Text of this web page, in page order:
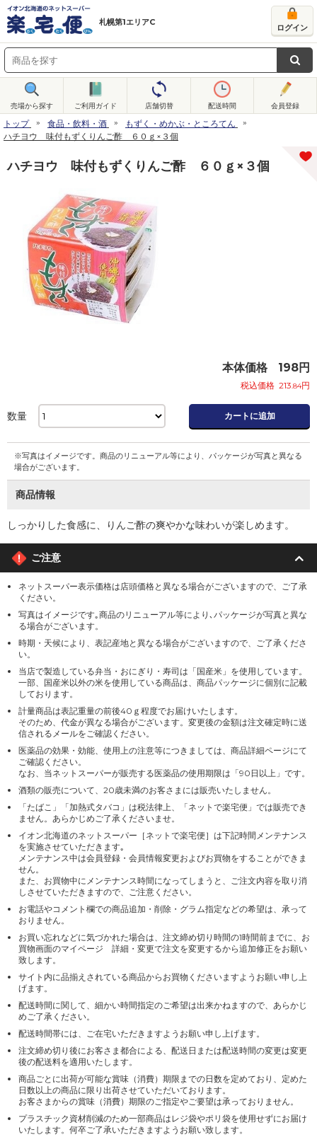
札幌第1エリアC
ログイン
売場から探す ご利用ガイド 店舗切替 配送時間 会員登録
トップ 食品・飲料・酒
もずく・めかぶ・ところてん
ハチヨウ 味付もずくりんご酢 ６０ｇ×３個
ハチヨウ 味付もずくりんご酢 ６０ｇ×３個
本体価格 198円
税込価格 213.84円
数量 カートに追加
※写真はイメージです。商品のリニューアル等により、パッケージが写真と異なる
場合がございます。
商品情報
しっかりした食感に、りんご酢の爽やかな味わいが楽しめます。
ご注意
ネットスーパー表示価格は店頭価格と異なる場合がございますので、ご了承
ください。
写真はイメージです｡商品のリニューアル等により､パッケージが写真と異な
る場合がございます。
時期・天候により、表記産地と異なる場合がございますので、ご了承くださ
い。
当店で製造している弁当・おにぎり・寿司は「国産米」を使用しています。
一部、国産米以外の米を使用している商品は、商品パッケージに個別に記載
しております。
計量商品は表記重量の前後40ｇ程度でお届けいたします。
そのため、代金が異なる場合がございます。変更後の金額は注文確定時に送
信されるメールをご確認ください。
医薬品の効果・効能、使用上の注意等につきましては、商品詳細ページにて
ご確認ください。
なお、当ネットスーパーが販売する医薬品の使用期限は「90日以上」です。
酒類の販売について、20歳未満のお客さまには販売いたしません。
「たばこ」「加熱式タバコ」は税法律上、「ネットで楽宅便」では販売でき
ません。あらかじめご了承くださいませ。
イオン北海道のネットスーパー［ネットで楽宅便］は下記時間メンテナンス
を実施させていただきます｡
メンテナンス中は会員登録・会員情報変更およびお買物をすることができま
せん。
また、お買物中にメンテナンス時間になってしまうと、ご注文内容を取り消
しさせていただきますので、ご注意ください。
お電話やコメント欄での商品追加・削除・グラム指定などの希望は、承って
おりません。
お買い忘れなどに気づかれた場合は、注文締め切り時間の1時間前までに、お
買物画面のマイページ 詳細・変更で注文を変更するから追加修正をお願い
致します。
サイト内に品揃えされている商品からお買物くださいますようお願い申し上
げます。
配送時間に関して、細かい時間指定のご希望は出来かねますので、あらかじ
めご了承ください。
配送時間帯には、ご在宅いただきますようお願い申し上げます。
注文締め切り後にお客さま都合による、配送日または配送時間の変更は変更
後の配送料を適用いたします。
商品ごとに出荷が可能な賞味（消費）期限までの日数を定めており、定めた
日数以上の商品に限り出荷させていただいております。
お客さまからの賞味（消費）期限のご指定やご要望は承っておりません。
プラスチック資材削減のため一部商品はレジ袋やポリ袋を使用せずにお届け
いたします。何卒ご了承いただきますようお願い致します。